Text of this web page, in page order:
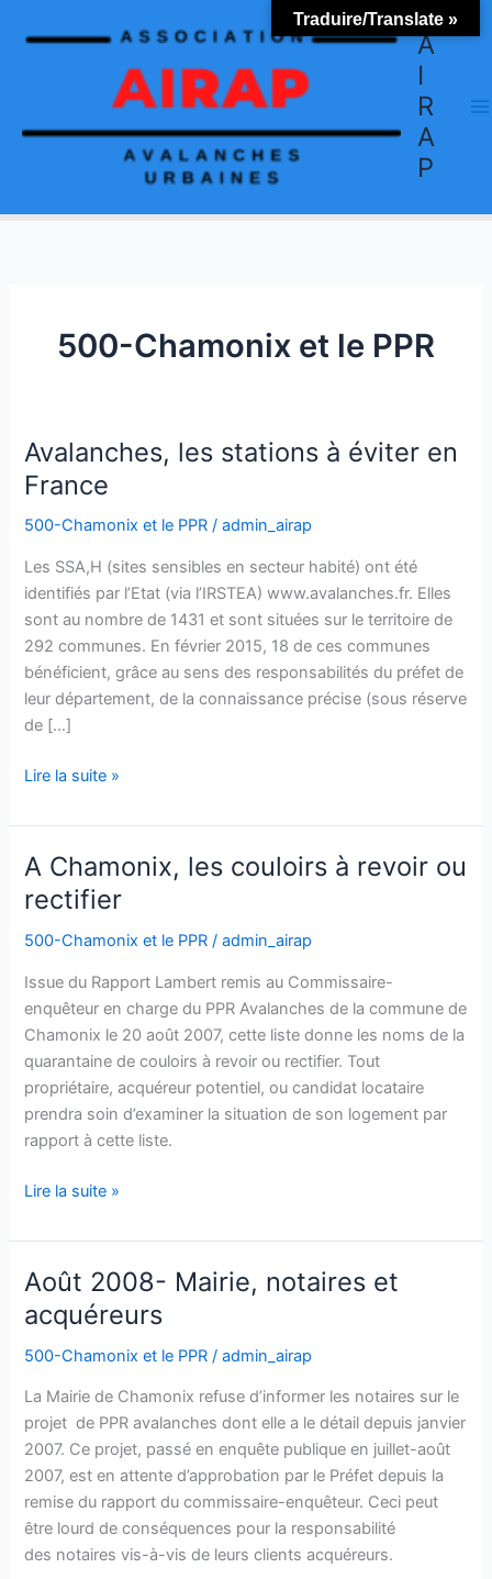
A
I
R
A
P
500-Chamonix et le PPR
Avalanches, les stations à éviter en
France
500-Chamonix et le PPR /admin_airap
Les SSA,H (sites sensibles en secteur habité) ont été
identifiés par l’Etat (via l’IRSTEA) www.avalanches.fr. Elles
sont au nombre de 1431 et sont situées sur le territoire de
292 communes. En février 2015, 18 de ces communes
bénéficient, grâce au sens des responsabilités du préfet de
leur département, de la connaissance précise (sous réserve
de […]
Avalanches,
les
stations
à
Lire la suite »
A Chamonix, les couloirs à revoir ou
rectifier
500-Chamonix et le PPR /admin_airap
Issue du Rapport Lambert remis au Commissaire-
enquêteur en charge du PPR Avalanches de la commune de
Chamonix le 20 août 2007, cette liste donne les noms de la
quarantaine de couloirs à revoir ou rectifier. Tout
propriétaire, acquéreur potentiel, ou candidat locataire
prendra soin d’examiner la situation de son logement par
rapport à cette liste.
A
Chamonix,
les
couloirs
revoir
ou
rectifier
Lire la suite »
Août 2008- Mairie, notaires et
acquéreurs
500-Chamonix et le PPR /admin_airap
La Mairie de Chamonix refuse d’informer les notaires sur le
projet de PPR avalanches dont elle a le détail depuis janvier
2007. Ce projet, passé en enquête publique en juillet-août
2007, est en attente d’approbation par le Préfet depuis la
remise du rapport du commissaire-enquêteur. Ceci peut
être lourd de conséquences pour la responsabilité
des notaires vis-à-vis de leurs clients acquéreurs.
Août
Mairie,
notaires
Traduire/Translate »